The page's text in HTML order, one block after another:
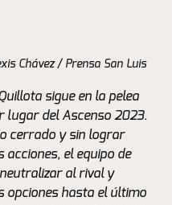
Chávez / Prensa San Luis
sigue en la pelea
lugar del Ascenso 2023.
cerrado y sin lograr
acciones, el equipo de
al rival y
opciones hasta el último